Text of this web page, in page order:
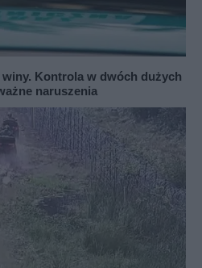
winy. Kontrola w dwóch dużych
naruszenia